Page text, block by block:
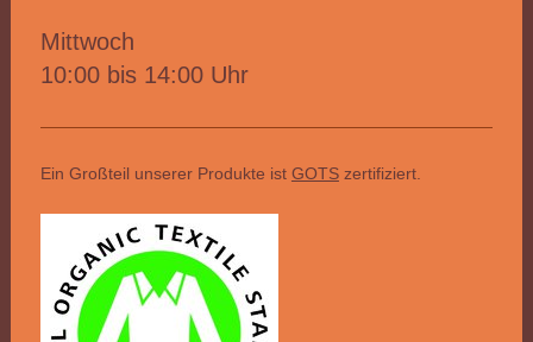
Mittwoch
10:00 bis 14:00 Uhr
Ein Großteil unserer Produkte ist GOTSzertifiziert.